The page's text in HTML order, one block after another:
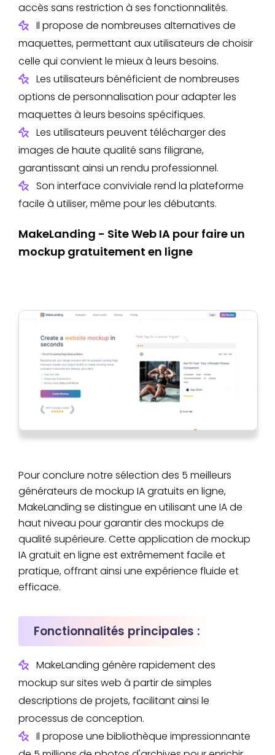
accès sans restriction à ses fonctionnalités.
Il propose de nombreuses alternatives de
maquettes, permettant aux utilisateurs de choisir
celle qui convient le mieux à leurs besoins.
Les utilisateurs bénéficient de nombreuses
options de personnalisation pour adapter les
maquettes à leurs besoins spécifiques.
Les utilisateurs peuvent télécharger des
images de haute qualité sans filigrane,
garantissant ainsi un rendu professionnel.
Son interface conviviale rend la plateforme
facile à utiliser, même pour les débutants.
MakeLanding - Site Web IA pour faire un
mockup gratuitement en ligne
Pour conclure notre sélection des 5 meilleurs
générateurs de mockup IA gratuits en ligne,
MakeLanding se distingue en utilisant une IA de
haut niveau pour garantir des mockups de
qualité supérieure. Cette application de mockup
IA gratuit en ligne est extrêmement facile et
pratique, offrant ainsi une expérience fluide et
efficace.
Fonctionnalités principales :
MakeLanding génère rapidement des
mockup sur sites web à partir de simples
descriptions de projets, facilitant ainsi le
processus de conception.
Il propose une bibliothèque impressionnante